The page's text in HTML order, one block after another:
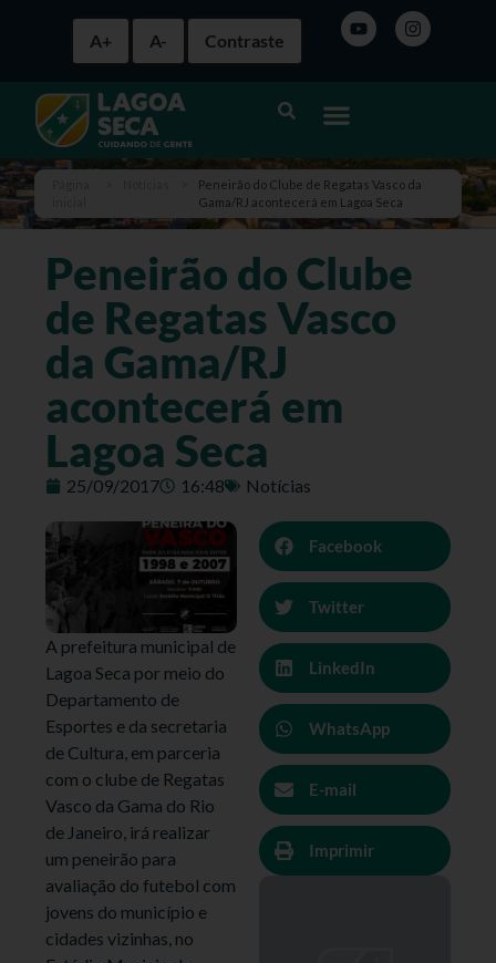
A+ A- Contraste
Peneirão do Clube de Regatas Vasco da
Gama/RJ acontecerá em Lagoa Seca
Peneirão do Clube
de Regatas Vasco
da Gama/RJ
acontecerá em
Lagoa Seca
25/09/2017 16:48 Notícias
A prefeitura municipal de
Lagoa Seca por meio do
Departamento de
Esportes e da secretaria
de Cultura, em parceria
com o clube de Regatas
Vasco da Gama do Rio
de Janeiro, irá realizar
um peneirão para
avaliação do futebol com
jovens do município e
cidades vizinhas, no
Facebook
Twitter
LinkedIn
WhatsApp
E-mail
Imprimir